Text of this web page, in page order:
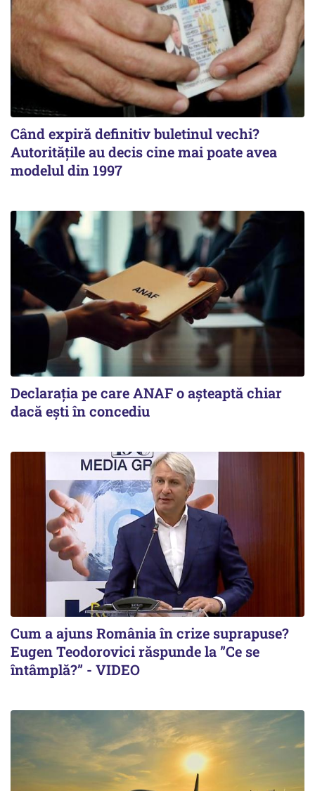
Când expiră definitiv buletinul vechi?
Autoritățile au decis cine mai poate avea
modelul din 1997
Declarația pe care ANAF o așteaptă chiar
dacă ești în concediu
Cum a ajuns România în crize suprapuse?
Eugen Teodorovici răspunde la ”Ce se
întâmplă?” - VIDEO